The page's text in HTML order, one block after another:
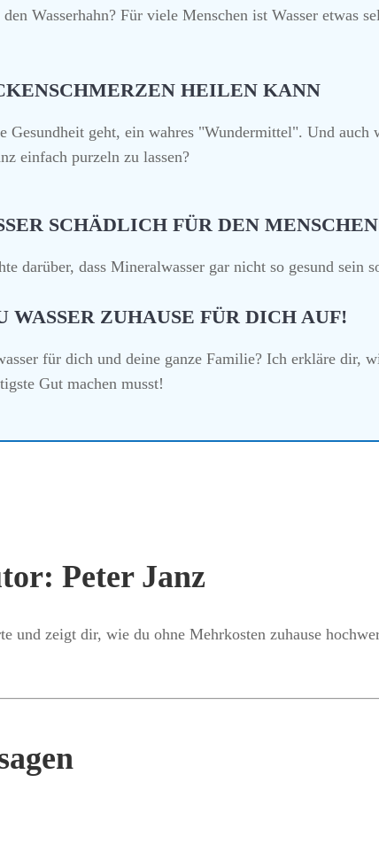
Wasserhahn? Für viele Menschen ist Wasser etwas
HEILEN KANN
Gesundheit geht, ein wahres "Wundermittel". Und
einfach purzeln zu lassen?
SCHÄDLICH FÜR DEN
darüber, dass Mineralwasser gar nicht so gesund sein
WASSER ZUHAUSE FÜR DICH AUF!
für dich und deine ganze Familie? Ich erkläre dir,
Gut machen musst!
Peter Janz
und zeigt dir, wie du ohne Mehrkosten zuhause